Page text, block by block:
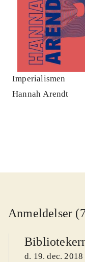
Imperialismen
Hannah Arendt
Anmeldelser
d. 19. dec. 2018